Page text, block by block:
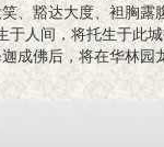
、豁达大度、袒胸露
于人间，将托生于此
成佛后，将在华林园